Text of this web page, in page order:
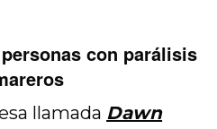
con parálisis
llamada Dawn